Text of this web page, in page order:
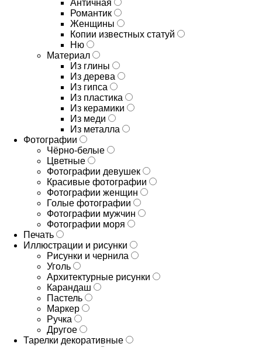
Античная
Романтик
Женщины
Копии известных статуй
Ню
Материал
Из глины
Из дерева
Из гипса
Из пластика
Из керамики
Из меди
Из металла
Фотографии
Чёрно-белые
Цветные
Фотографии девушек
Красивые фотографии
Фотографии женщин
Голые фотографии
Фотографии мужчин
Фотографии моря
Печать
Иллюстрации и рисунки
Рисунки и чернила
Уголь
Архитектурные рисунки
Карандаш
Пастель
Маркер
Ручка
Другое
Тарелки декоративные